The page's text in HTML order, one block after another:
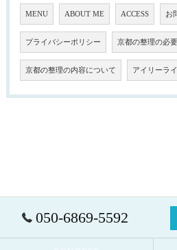
MENU ABOUT ME ACCESS お
プライバシーポリシー 京都の整理の必
京都の整理の内容について アイリーラ
050-6869-5592